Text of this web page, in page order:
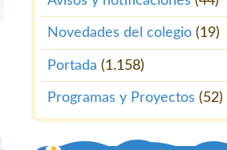
Novedades del colegio (19)
Portada (1.158)
Programas y Proyectos (52)